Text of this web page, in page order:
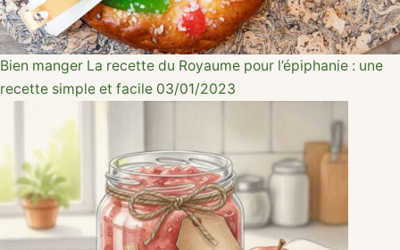
Bien manger La recette du Royaume pour l’épiphanie : une
recette simple et facile 03/01/2023